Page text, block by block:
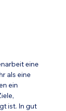
eine
als eine
ein
ist. In gut